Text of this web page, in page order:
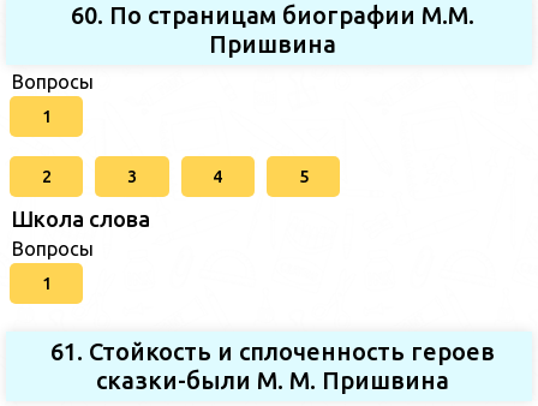
60. По страницам биографии М.М.
Пришвина
Вопросы
1
2 3 4 5
Школа слова
Вопросы
1
61. Стойкость и сплоченность героев
сказки-были М. М. Пришвина